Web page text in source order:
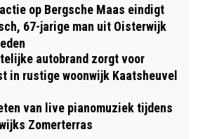
op Bergsche Maas eindigt
67-jarige man uit Oisterwijk
autobrand zorgt voor
in rustige woonwijk Kaatsheuvel
van live pianomuziek tijdens
Zomerterras